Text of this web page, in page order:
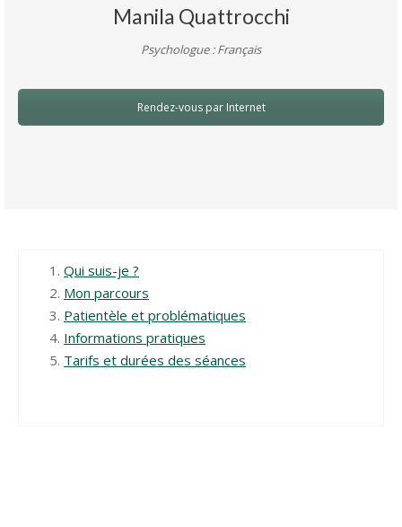
Manila Quattrocchi
Psychologue : Français
Rendez-vous par Internet
Qui suis-je ?
Mon parcours
Patientèle et problématiques
Informations pratiques
Tarifs et durées des séances